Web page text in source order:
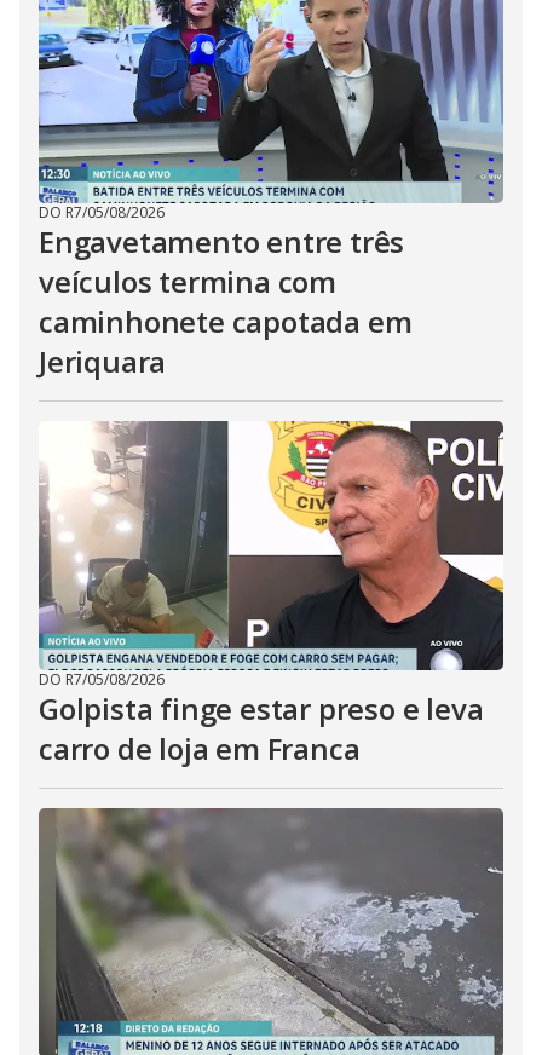
DO R7/05/08/2026
Engavetamento entre três
veículos termina com
caminhonete capotada em
Jeriquara
DO R7/05/08/2026
Golpista finge estar preso e leva
carro de loja em Franca